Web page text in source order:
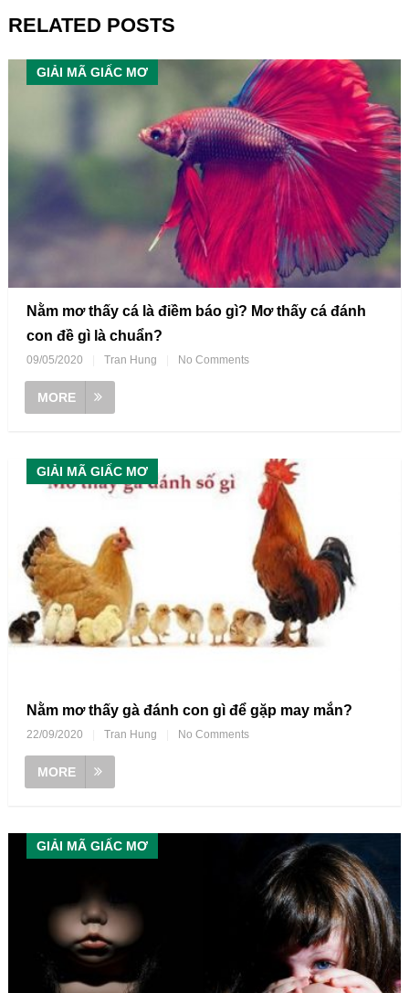
RELATED POSTS
GIẢI MÃ GIẤC MƠ
Nằm mơ thấy cá là điềm báo gì? Mơ thấy cá đánh
con đề gì là chuẩn?
09/05/2020 Tran Hung No Comments
MORE
GIẢI MÃ GIẤC MƠ
Nằm mơ thấy gà đánh con gì để gặp may mắn?
22/09/2020 Tran Hung No Comments
MORE
GIẢI MÃ GIẤC MƠ